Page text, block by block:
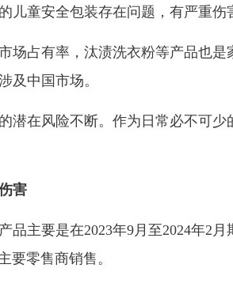
儿童安全包装存在问题，有严重伤
占有率，汰渍洗衣粉等产品也是
及中国市场。
在风险不断。作为日常必不可少
害
主要是在2023年9月至2024年2月
要零售商销售。